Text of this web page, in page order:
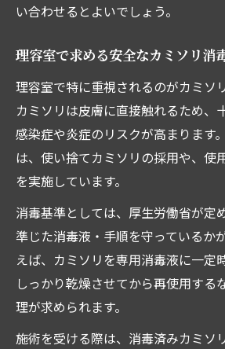
い合わせるとよいでしょう。
理容室で求める安全なカミソリ消
理容室で特に重視されるのがカミソ
カミソリは皮膚に直接触れるため、
感染症や炎症のリスクが高まります
は、使い捨てカミソリの採用や、使
を実施しています。
消毒基準としては、厚生労働省が定
準じた消毒液・手順を守っているか
えば、カミソリを専用消毒液に一定
しっかり乾燥させてから再使用する
理が求められます。
施術を受ける際は、消毒済みカミソ